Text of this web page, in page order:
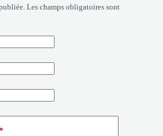
Les champs obligatoires sont